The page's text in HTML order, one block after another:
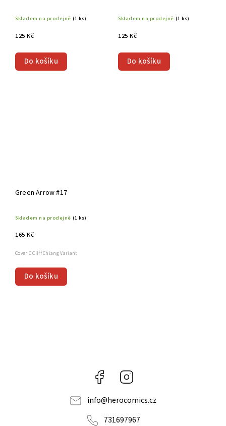
Skladem na prodejně (1 ks)
125 Kč
Do košíku
Skladem na prodejně (1 ks)
125 Kč
Do košíku
Green Arrow #17
Skladem na prodejně (1 ks)
165 Kč
Do košíku
Cover C Cliff Chiang Variant
Facebook
info@herocomics.cz
731697967